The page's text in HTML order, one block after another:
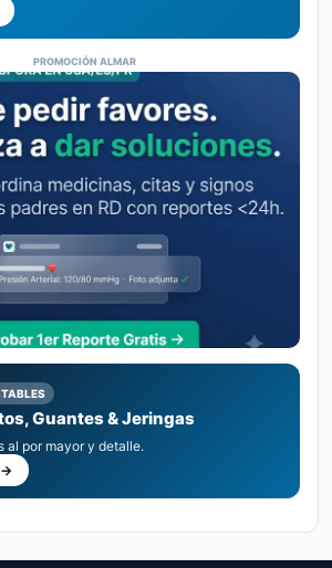
PROMOCIÓN ALMAR
Guantes & Jeringas
al por mayor y detalle.
→